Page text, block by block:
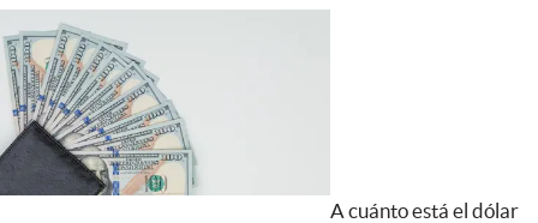
A cuánto está el dólar